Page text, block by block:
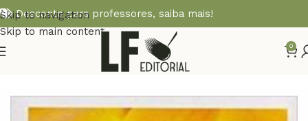
Skip to navigation
Skip to main content
Desconto para professores, saiba mais!
0
Início